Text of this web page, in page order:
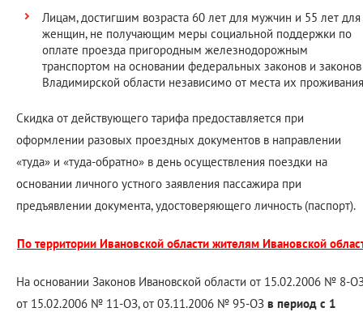
Лицам, достигшим возраста 60 лет для мужчин и 55 лет для
женщин, не получающим меры социальной поддержки по
оплате проезда пригородным железнодорожным
транспортом на основании федеральных законов и законов
Владимирской области независимо от места их
Скидка от действующего тарифа предоставляется при
оформлении разовых проездных документов в направлении
«туда» и «туда-обратно» в день осуществления поездки на
основании личного устного заявления пассажира при
предъявлении документа, удостоверяющего личность (паспорт).
По территории Ивановской области жителям Ивановской
На основании Законов Ивановской области от 15.02.2006 № 8-
от 15.02.2006 № 11-ОЗ, от 03.11.2006 № 95-ОЗ в период с 1